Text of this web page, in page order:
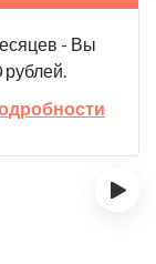
- Вы
рублей.
›